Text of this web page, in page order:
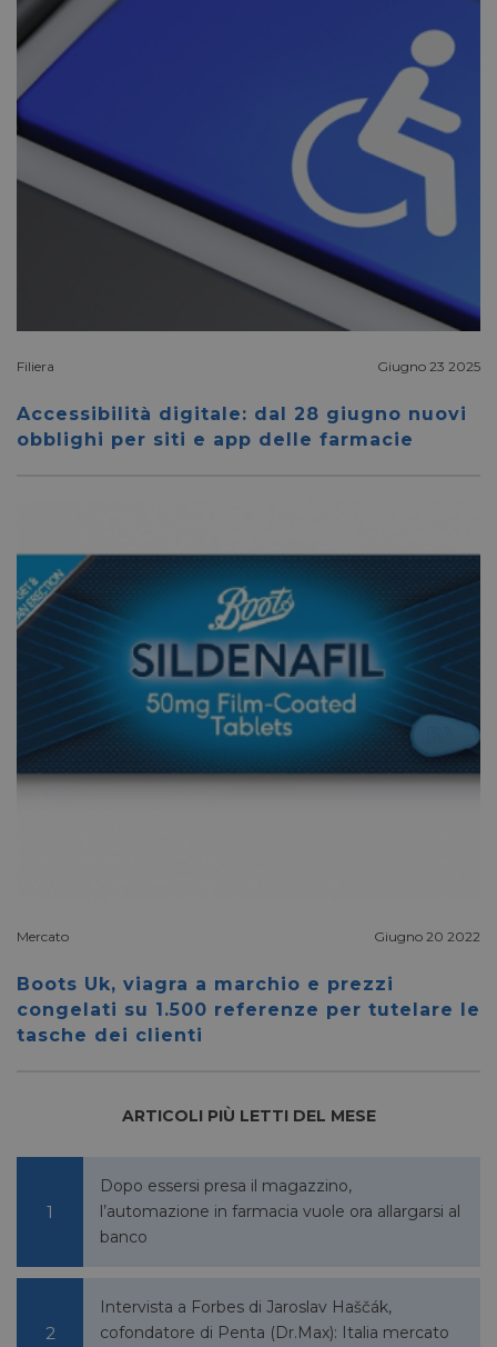
Filiera Giugno 23 2025
Accessibilità digitale: dal 28 giugno nuovi
obblighi per siti e app delle farmacie
Mercato Giugno 20 2022
Boots Uk, viagra a marchio e prezzi
congelati su 1.500 referenze per tutelare le
tasche dei clienti
ARTICOLI PIÙ LETTI DEL MESE
Dopo essersi presa il magazzino,
l’automazione in farmacia vuole ora allargarsi al
banco
Intervista a Forbes di Jaroslav Haščák,
cofondatore di Penta (Dr.Max): Italia mercato
VISITOR_PRIVACY_METADATA
settimane